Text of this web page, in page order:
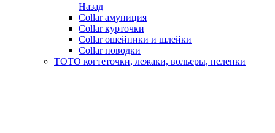
Назад
Collar амуниция
Collar курточки
Collar ошейники и шлейки
Collar поводки
ТОТО когтеточки, лежаки, вольеры, пеленки